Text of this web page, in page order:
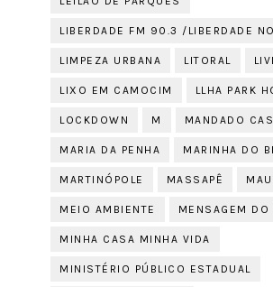
LIBERDADE FM 90.3 /LIBERDADE
LIMPEZA URBANA LITORAL
LIXO EM CAMOCIM LLHA PARK
LOCKDOWN M MANDADO
MARIA DA PENHA MARINHA DO
MARTINÓPOLE MASSAPÊ
MEIO AMBIENTE MENSAGEM DO
MINHA CASA MINHA VIDA
MINISTÉRIO PÚBLICO ESTADUAL